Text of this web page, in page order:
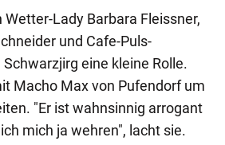
Lady Barbara Fleissner,
und Cafe-Puls-
eine kleine Rolle.
Macho Max von Pufendorf um
"Er ist wahnsinnig arrogant
mich ja wehren", lacht sie.